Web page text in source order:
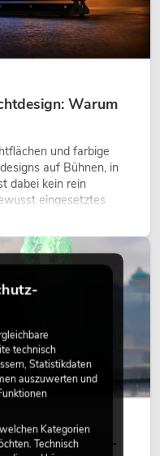
Warum
und farbige
auf Bühnen, in
dabei kein rein
eingesetztes
gibt Szenen
Moving-
technisch
Statistikdaten
auszuwerten und
Kategorien
Technisch